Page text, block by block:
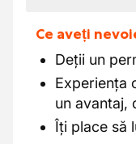
Ce aveți
Deții un
Experiența
un avantaj,
Îți place să